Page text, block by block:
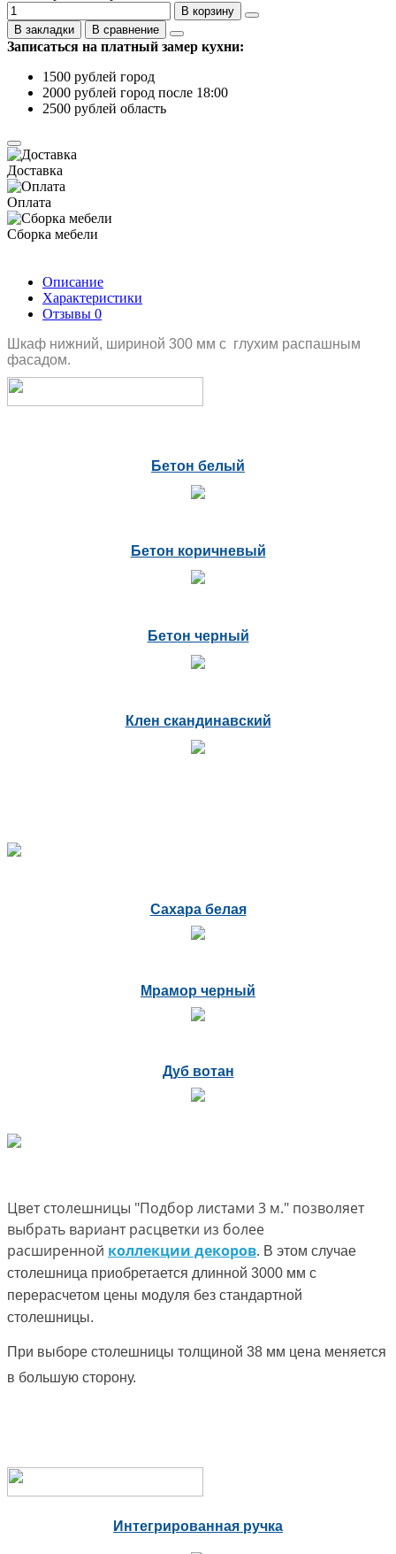
В корзину
В закладки
В сравнение
Записаться на платный замер кухни:
1500 рублей город
2000 рублей город после 18:00
2500 рублей область
Доставка
Оплата
Сборка мебели
Описание
Характеристики
Отзывы 0
Шкаф нижний, шириной 300 мм с глухим распашным
фасадом.
Бетон белый
Бетон коричневый
Бетон черный
Клен скандинавский
Сахара белая
Мрамор черный
Дуб вотан
Цвет столешницы "Подбор листами 3 м." позволяет
выбрать вариант расцветки из более
расширенной коллекции декоров. В этом случае
столешница приобретается длинной 3000 мм с
перерасчетом цены модуля без стандартной
столешницы.
При выборе столешницы толщиной 38 мм цена меняется
в большую сторону.
Интегрированная ручка